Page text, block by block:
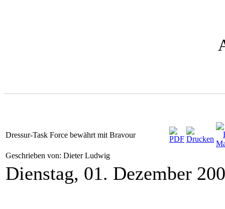
Dressur-Task Force bewährt mit Bravour
Geschrieben von: Dieter Ludwig
Dienstag, 01. Dezember